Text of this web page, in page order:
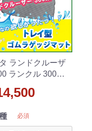
ランドクルーザ
ランクル 300系 7
マット 3D立体成
必須